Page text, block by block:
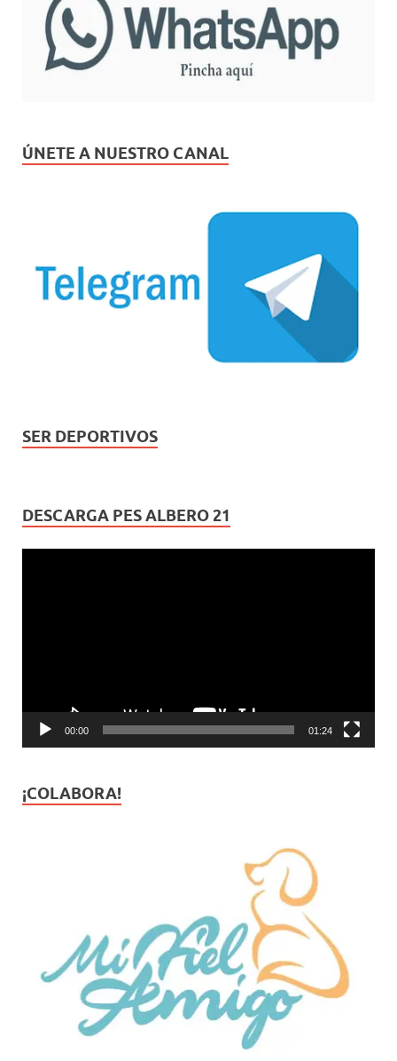
ÚNETE A NUESTRO CANAL
SER DEPORTIVOS
DESCARGA PES ALBERO 21
00:00 01:24
¡COLABORA!